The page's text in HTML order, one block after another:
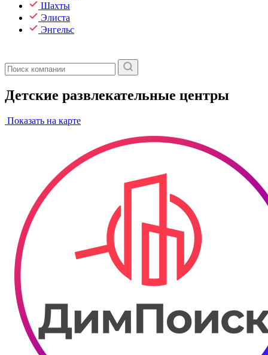
Шахты
Элиста
Энгельс
Детские развлекательные центры
Показать на карте